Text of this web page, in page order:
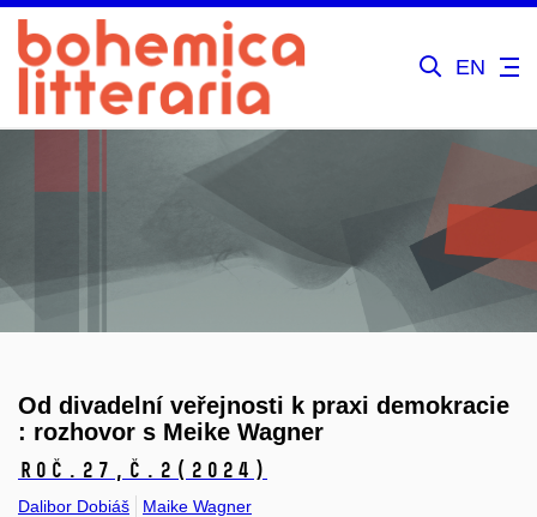
EN
Od divadelní veřejnosti k praxi demokracie
: rozhovor s Meike Wagner
Roč.27, č.2 (2024)
Dalibor Dobiáš
Maike Wagner